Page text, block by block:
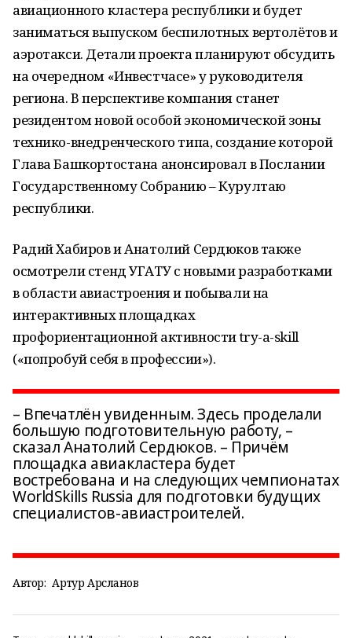
авиационного кластера республики и будет
заниматься выпуском беспилотных вертолётов и
аэротакси. Детали проекта планируют обсудить
на очередном «Инвестчасе» у руководителя
региона. В перспективе компания станет
резидентом новой особой экономической зоны
технико-внедренческого типа, создание которой
Глава Башкортостана анонсировал в Послании
Государственному Собранию – Курултаю
республики.
Радий Хабиров и Анатолий Сердюков также
осмотрели стенд УГАТУ с новыми разработками
в области авиастроения и побывали на
интерактивных площадках
профориентационной активности try-a-skill
(«попробуй себя в профессии»).
– Впечатлён увиденным. Здесь проделали
большую подготовительную работу, –
сказал Анатолий Сердюков. – Причём
площадка авиакластера будет
востребована и на следующих чемпионатах
WorldSkills Russia для подготовки будущих
специалистов-авиастроителей.
Автор: Артур Арсланов